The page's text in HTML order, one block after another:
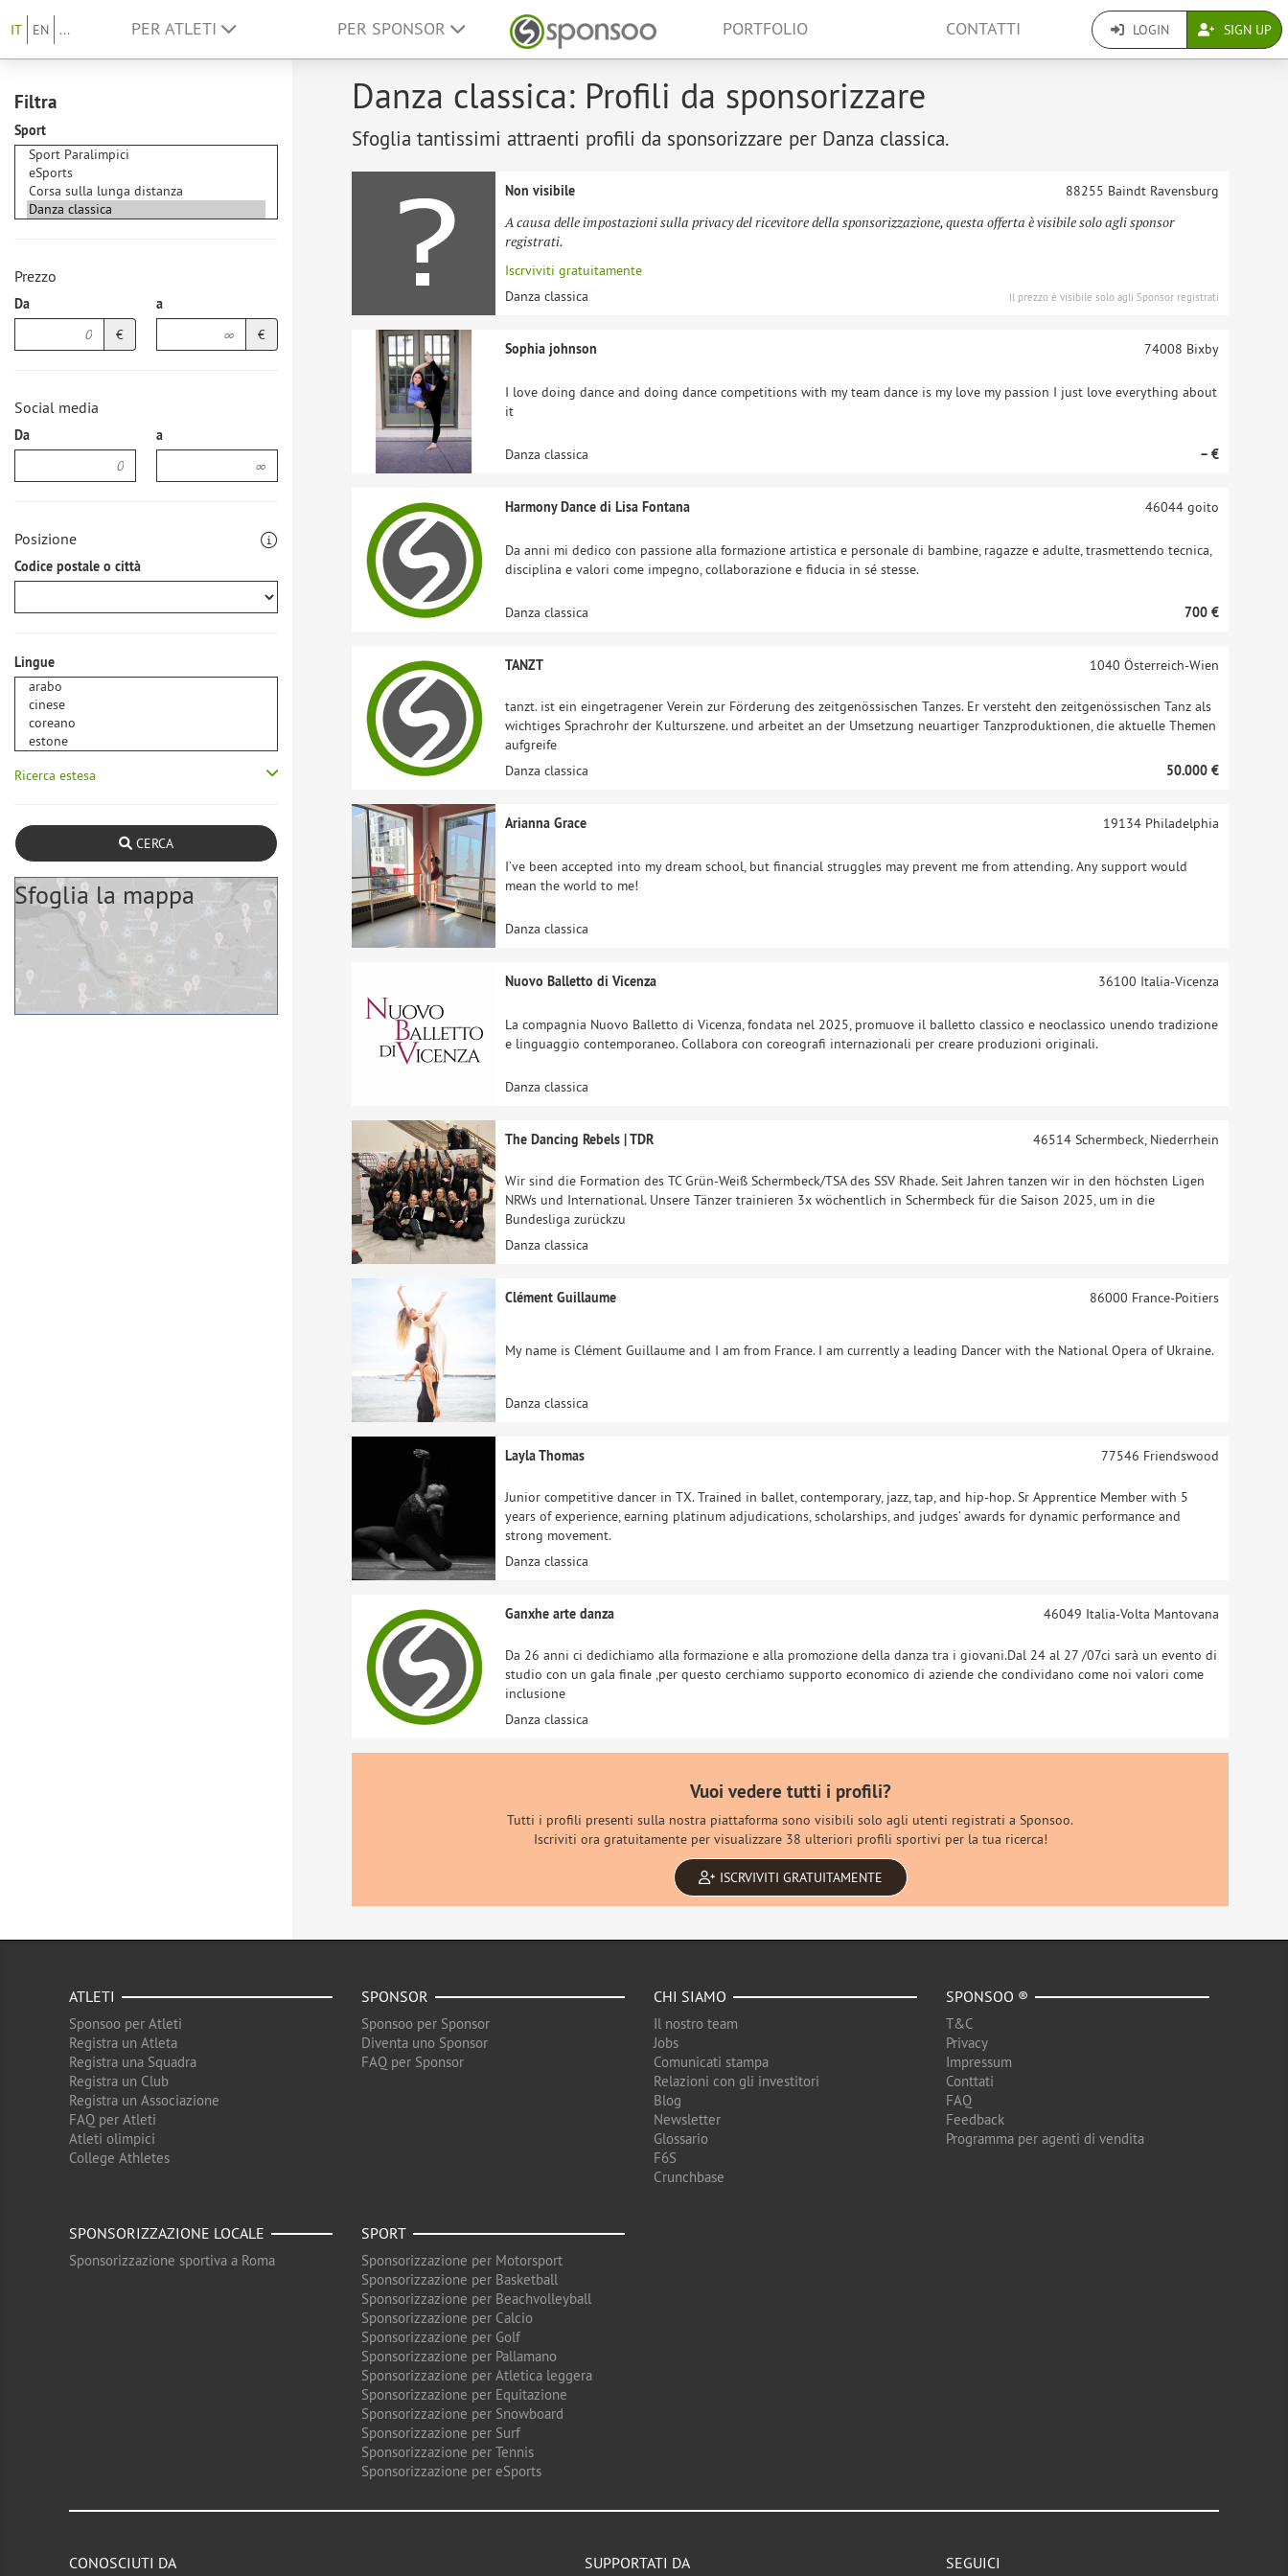
IT EN ... PER ATLETI PER SPONSOR PORTFOLIO CONTATTI LOGIN SIGN UP
Filtra
Sport
Prezzo
Da
€
a
€
Social media
Da a
Posizione
Codice postale o città
Lingue
Ricerca estesa
CERCA
Sfoglia la mappa
Danza classica: Profili da sponsorizzare
Sfoglia tantissimi attraenti profili da sponsorizzare per Danza classica.
Non visibile
A causa delle impostazioni sulla privacy del ricevitore della sponsorizzazione, questa offerta è visibile solo agli sponsor
registrati.
Iscrviviti gratuitamente
88255 Baindt Ravensburg
Danza classica Il prezzo è visibile solo agli Sponsor registrati
Sophia johnson
I love doing dance and doing dance competitions with my team dance is my love my passion I just love everything about
it
74008 Bixby
Danza classica – €
Harmony Dance di Lisa Fontana
Da anni mi dedico con passione alla formazione artistica e personale di bambine, ragazze e adulte, trasmettendo tecnica,
disciplina e valori come impegno, collaborazione e fiducia in sé stesse.
46044goito
Danza classica 700 €
TANZT
tanzt. ist ein eingetragener Verein zur Förderung des zeitgenössischen Tanzes. Er versteht den zeitgenössischen Tanz als
wichtiges Sprachrohr der Kulturszene. und arbeitet an der Umsetzung neuartiger Tanzproduktionen, die aktuelle Themen
aufgreife
1040 Österreich-Wien
Danza classica 50.000 €
Arianna Grace
I’ve been accepted into my dream school, but financial struggles may prevent me from attending. Any support would
mean the world to me!
19134Philadelphia
Danza classica
Nuovo Balletto di Vicenza
La compagnia Nuovo Balletto di Vicenza, fondata nel 2025, promuove il balletto classico e neoclassico unendo tradizione
e linguaggio contemporaneo. Collabora con coreografi internazionali per creare produzioni originali.
36100 Italia-Vicenza
Danza classica
The Dancing Rebels | TDR
Wir sind die Formation des TC Grün-Weiß Schermbeck/TSA des SSV Rhade. Seit Jahren tanzen wir in den höchsten Ligen
NRWs und International. Unsere Tänzer trainieren 3x wöchentlich in Schermbeck für die Saison 2025, um in die
Bundesliga zurückzu
46514Schermbeck, Niederrhein
Danza classica
Clément Guillaume
My name is Clément Guillaume and I am from France. I am currently a leading Dancer with the National Opera of Ukraine.
86000 France-Poitiers
Danza classica
Layla Thomas
Junior competitive dancer in TX. Trained in ballet, contemporary, jazz, tap, and hip-hop. Sr Apprentice Member with 5
years of experience, earning platinum adjudications, scholarships, and judges’ awards for dynamic performance and
strong movement.
77546 Friendswood
Danza classica
Ganxhe arte danza
Da 26 anni ci dedichiamo alla formazione e alla promozione della danza tra i giovani.Dal 24 al 27 /07ci sarà un evento di
studio con un gala finale ,per questo cerchiamo supporto economico di aziende che condividano come noi valori come
inclusione
46049 Italia-Volta Mantovana
Danza classica
Vuoi vedere tutti i profili?
Tutti i profili presenti sulla nostra piattaforma sono visibili solo agli utenti registrati a Sponsoo.
Iscriviti ora gratuitamente per visualizzare 38 ulteriori profili sportivi per la tua ricerca!
ISCRVIVITI GRATUITAMENTE
ATLETI
Sponsoo per Atleti
Registra un Atleta
Registra una Squadra
Registra un Club
Registra un Associazione
FAQ per Atleti
Atleti olimpici
College Athletes
SPONSOR
Sponsoo per Sponsor
Diventa uno Sponsor
FAQ per Sponsor
CHI SIAMO
Il nostro team
Jobs
Comunicati stampa
Relazioni con gli investitori
Blog
Newsletter
Glossario
F6S
Crunchbase
SPONSOO ®
T&C
Privacy
Impressum
Conttati
FAQ
Feedback
Programma per agenti di vendita
SPONSORIZZAZIONE LOCALE
Sponsorizzazione sportiva a Roma
SPORT
Sponsorizzazione per Motorsport
Sponsorizzazione per Basketball
Sponsorizzazione per Beachvolleyball
Sponsorizzazione per Calcio
Sponsorizzazione per Golf
Sponsorizzazione per Pallamano
Sponsorizzazione per Atletica leggera
Sponsorizzazione per Equitazione
Sponsorizzazione per Snowboard
Sponsorizzazione per Surf
Sponsorizzazione per Tennis
Sponsorizzazione per eSports
CONOSCIUTI DA SUPPORTATI DA SEGUICI